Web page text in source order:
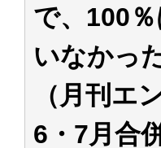
で、100
いなかっ
（月刊エ
6・7月合